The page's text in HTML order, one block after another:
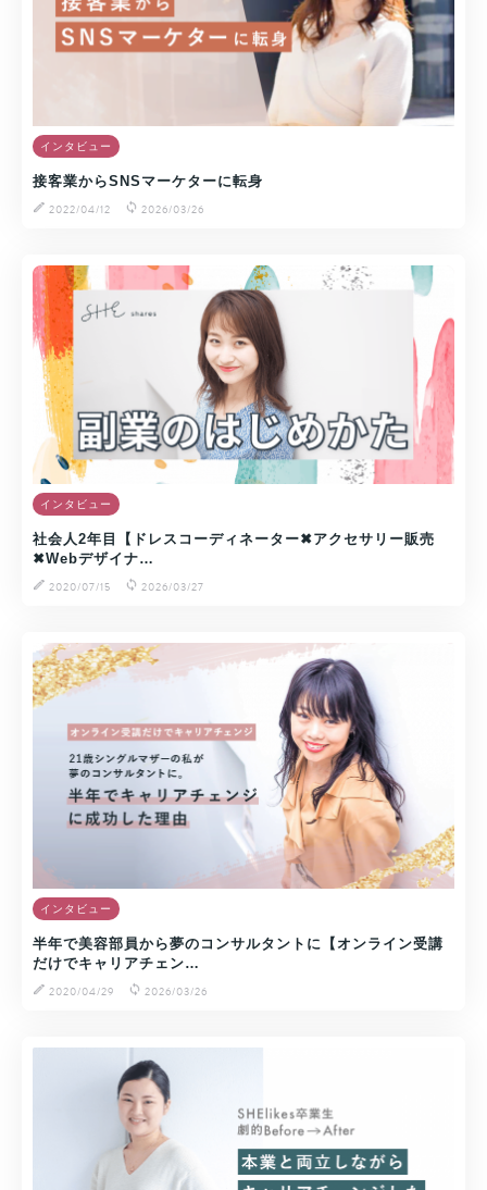
インタビュー
接客業からSNSマーケターに転身
2022/04/12
2026/03/26
インタビュー
社会人2年目【ドレスコーディネーター✖︎アクセサリー販売
✖︎Webデザイナ…
2020/07/15
2026/03/27
インタビュー
半年で美容部員から夢のコンサルタントに【オンライン受講
だけでキャリアチェン…
2020/04/29
2026/03/26